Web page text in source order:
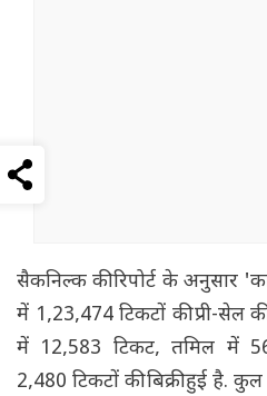
सैकनिल्क की रिपोर्ट के अनुसार
में 1,23,474 टिकटों की प्री-सेल
में 12,583 टिकट, तमिल में
2,480 टिकटों की बिक्री हुई है.